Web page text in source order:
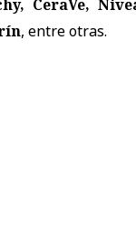
CeraVe,
, entre otras.